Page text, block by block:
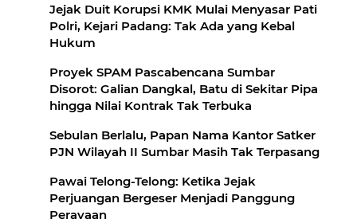
Jejak Duit Korupsi KMK Mulai Menyasar Pati
Polri, Kejari Padang: Tak Ada yang Kebal
Hukum
Proyek SPAM Pascabencana Sumbar
Disorot: Galian Dangkal, Batu di Sekitar Pipa
hingga Nilai Kontrak Tak Terbuka
Sebulan Berlalu, Papan Nama Kantor Satker
PJN Wilayah II Sumbar Masih Tak Terpasang
Pawai Telong-Telong: Ketika Jejak
Perjuangan Bergeser Menjadi Panggung
Perayaan